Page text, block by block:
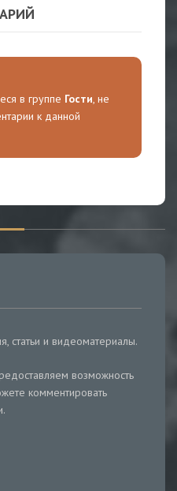
в группе Гости , не
к данной
статьи и видеоматериалы.
возможность
комментировать